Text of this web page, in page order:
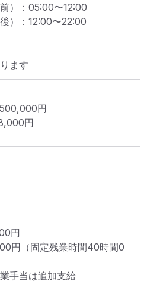
）
： 05:00〜12:00
）
： 12:00〜22:00
ます
円
円
円
円（固定残業時間40時間0
手当は追加支給